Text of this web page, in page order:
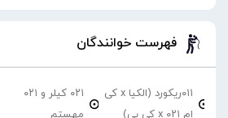
فهرست خوانندگان
۰۱۱ریکورد (الکیا x کی
ام ۰۲۱ x کی بی)
۰۲۱ کیلر و ۰۲۱
مهستم